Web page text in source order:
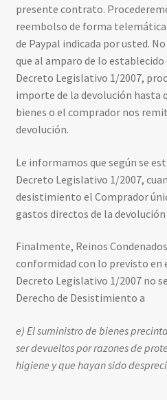
presente contrato.
reembolso de forma
de Paypal indicada por usted.
que al amparo de lo establecido
Decreto Legislativo 1/2007,
importe de la devolución hasta
bienes o el comprador nos
devolución.
Le informamos que según se
Decreto Legislativo 1/2007,
desistimiento el Comprador
gastos directos de la devolución
Finalmente, Reinos
conformidad con lo previsto en
Decreto Legislativo 1/2007 no
Derecho de Desistimiento a
e) El suministro de bienes
ser devueltos por razones de
higiene y que hayan sido